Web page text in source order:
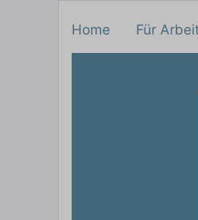
Home Für